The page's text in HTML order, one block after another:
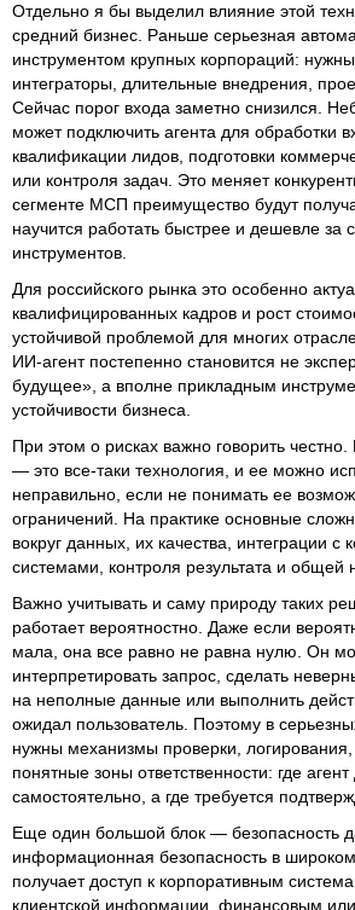
Отдельно я бы выделил влияние этой
средний бизнес. Раньше серьезная
инструментом крупных корпораций:
интеграторы, длительные внедрения,
Сейчас порог входа заметно снизился.
может подключить агента для обработки
квалификации лидов, подготовки
или контроля задач. Это меняет
сегменте МСП преимущество будут
научится работать быстрее и дешевле за
инструментов.
Для российского рынка это особенно
квалифицированных кадров и рост
устойчивой проблемой для многих
ИИ-агент постепенно становится не
будущее», а вполне прикладным
устойчивости бизнеса.
При этом о рисках важно говорить
— это все-таки технология, и ее можно
неправильно, если не понимать ее
ограничений. На практике основные
вокруг данных, их качества, интеграции с
системами, контроля результата и общей
Важно учитывать и саму природу таких
работает вероятностно. Даже если
мала, она все равно не равна нулю. Он
интерпретировать запрос, сделать
на неполные данные или выполнить
ожидал пользователь. Поэтому в
нужны механизмы проверки, логирования,
понятные зоны ответственности: где агент
самостоятельно, а где требуется
Еще один большой блок — безопасность
информационная безопасность в
получает доступ к корпоративным
клиентской информации, финансовым